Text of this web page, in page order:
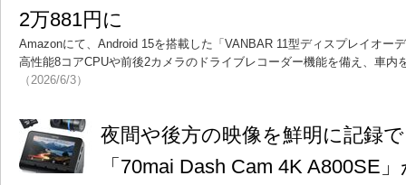
2万881円に
Amazonにて、Android 15を搭載した「VANBAR 11型ディスプレイオー
高性能8コアCPUや前後2カメラのドライブレコーダー機能を備え、車内
（2026/6/3）
夜間や後方の映像を鮮明に記録
「70mai Dash Cam 4K A800SE